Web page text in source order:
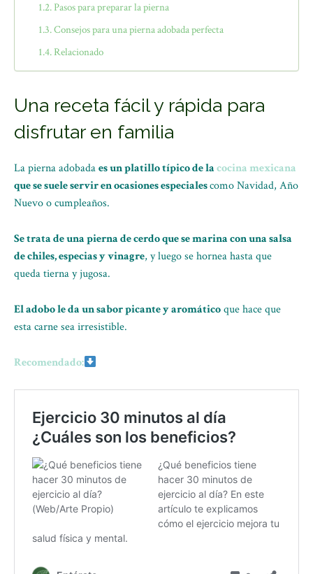
Pasos para preparar la pierna
Consejos para una pierna adobada perfecta
Relacionado
Una receta fácil y rápida para
disfrutar en familia
La pierna adobadaes un platillo típico de lacocina mexicana
que se suele servir en ocasiones especialescomo Navidad, Año
Nuevo o cumpleaños.
Se trata de una pierna de cerdo que se marina con una salsa
de chiles, especias y vinagre, y luego se hornea hasta que
queda tierna y jugosa.
El adobo le da un sabor picante y aromáticoque hace que
esta carne sea irresistible.
Recomendado: